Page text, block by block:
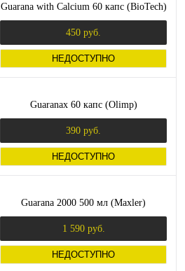
Guarana with Calcium 60 капс (BioTech)
450 руб.
НЕДОСТУПНО
Guaranax 60 капс (Olimp)
390 руб.
НЕДОСТУПНО
Guarana 2000 500 мл (Maxler)
1 590 руб.
НЕДОСТУПНО